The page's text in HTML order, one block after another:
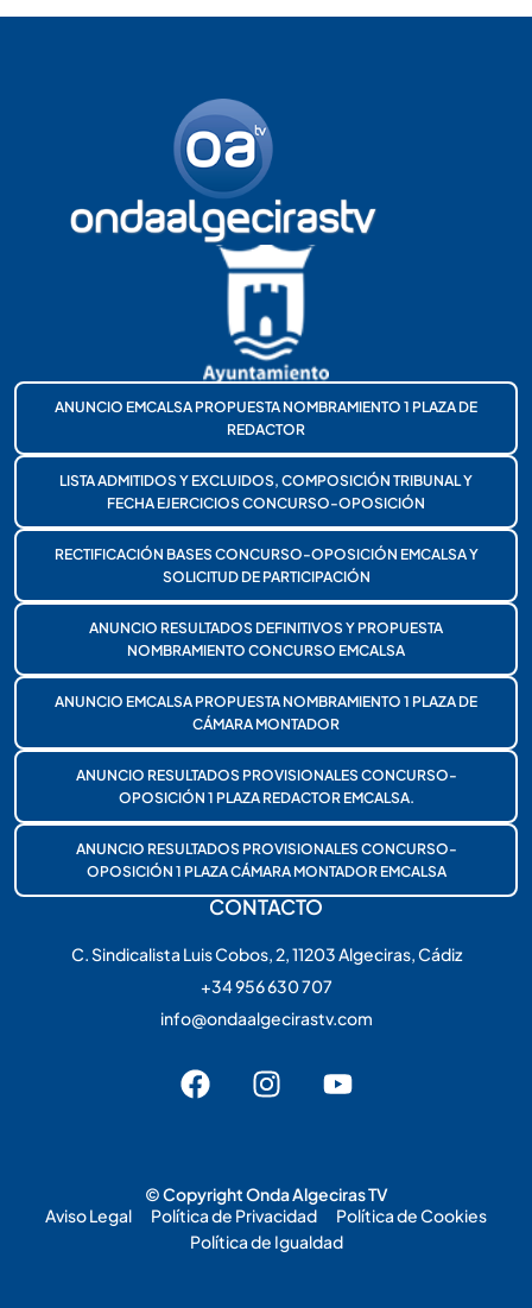
ANUNCIO EMCALSA PROPUESTA NOMBRAMIENTO 1 PLAZA DE
REDACTOR
LISTA ADMITIDOS Y EXCLUIDOS, COMPOSICIÓN TRIBUNAL Y
FECHA EJERCICIOS CONCURSO-OPOSICIÓN
RECTIFICACIÓN BASES CONCURSO-OPOSICIÓN EMCALSA Y
SOLICITUD DE PARTICIPACIÓN
ANUNCIO RESULTADOS DEFINITIVOS Y PROPUESTA
NOMBRAMIENTO CONCURSO EMCALSA
ANUNCIO EMCALSA PROPUESTA NOMBRAMIENTO 1 PLAZA DE
CÁMARA MONTADOR
ANUNCIO RESULTADOS PROVISIONALES CONCURSO-
OPOSICIÓN 1 PLAZA REDACTOR EMCALSA.
ANUNCIO RESULTADOS PROVISIONALES CONCURSO-
OPOSICIÓN 1 PLAZA CÁMARA MONTADOR EMCALSA
CONTACTO
C. Sindicalista Luis Cobos, 2, 11203 Algeciras, Cádiz
+34 956 630 707
info@ondaalgecirastv.com
© Copyright Onda Algeciras TV
Aviso Legal
Política de Privacidad
Política de Cookies
Política de Igualdad